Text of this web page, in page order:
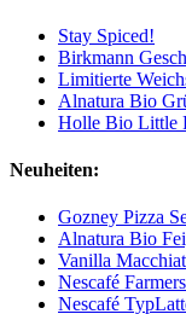
Stay Spiced!
Birkmann
Limitierte
Alnatura Bio
Holle Bio Little
Neuheiten:
Gozney Pizza
Alnatura Bio
Vanilla
Nescafé
Nescafé